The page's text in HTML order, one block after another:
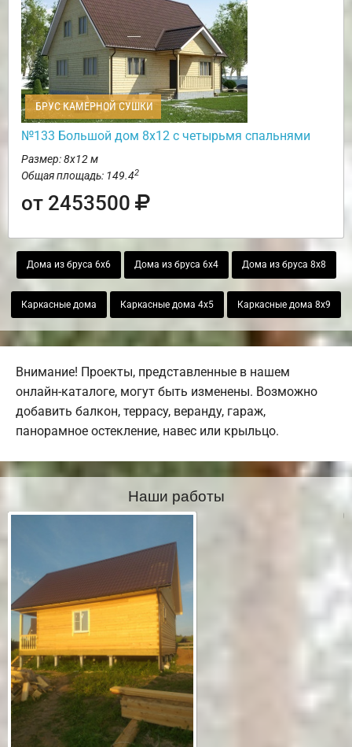
БРУС КАМЕРНОЙ СУШКИ
№133 Большой дом 8х12 с четырьмя спальнями
Размер: 8х12 м
Общая площадь: 149.42
от 2453500
Дома из бруса 6х6 Дома из бруса 6х4 Дома из бруса 8х8
Каркасные дома Каркасные дома 4х5 Каркасные дома 8х9
Внимание! Проекты, представленные в нашем
онлайн-каталоге, могут быть изменены. Возможно
добавить балкон, террасу, веранду, гараж,
панорамное остекление, навес или крыльцо.
Наши работы